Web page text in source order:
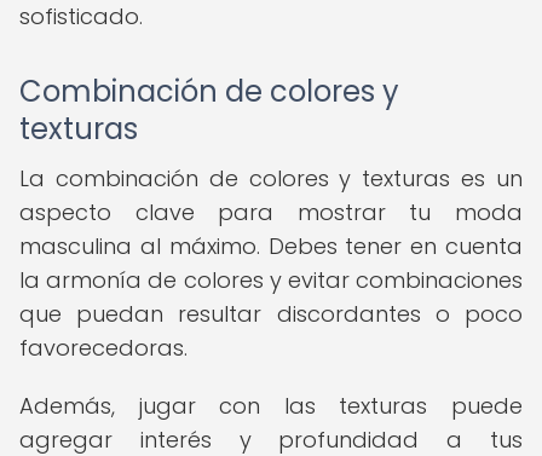
sofisticado.
Combinación de colores y
texturas
La combinación de colores y texturas es un
aspecto clave para mostrar tu moda
masculina al máximo. Debes tener en cuenta
la armonía de colores y evitar combinaciones
que puedan resultar discordantes o poco
favorecedoras.
Además, jugar con las texturas puede
agregar interés y profundidad a tus